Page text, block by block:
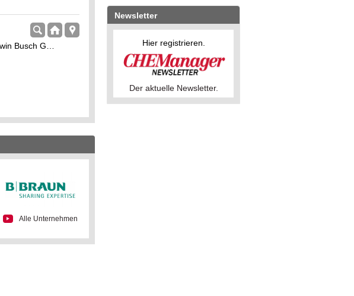
Alle Unternehmen
Newsletter
Hier registrieren.
Der aktuelle Newsletter.